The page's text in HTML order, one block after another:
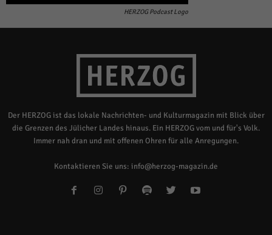
HERZOG Podcast Logo
Der HERZOG ist das lokale Nachrichten- und Kulturmagazin mit Blick über
die Grenzen des Jülicher Landes hinaus. Ein HERZOG vom und für's Volk.
Immer nah dran und mit offenen Ohren für alle Anregungen.
Kontaktieren Sie uns: info@herzog-magazin.de